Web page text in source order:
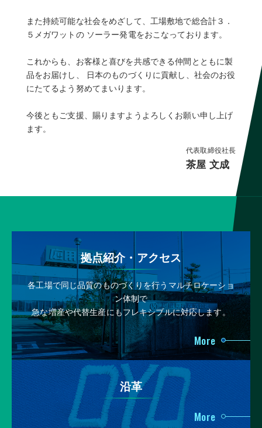
また持続可能な社会をめざして、工場敷地で総合計３．
５メガワットの ソーラー発電をおこなっております。
これからも、お客様と喜びを共感できる仲間とともに製
品をお届けし、 日本のものづくりに貢献し、社会のお役
にたてるよう努めてまいります。
今後ともご支援、賜りますようよろしくお願い申し上げ
ます。
代表取締役社長
茶屋 文成
拠点紹介・アクセス
各工場で同じ品質のものづくりを行うマルチロケーショ
ン体制で
急な増産や代替生産にもフレキシブルに対応します。
More
沿革
More